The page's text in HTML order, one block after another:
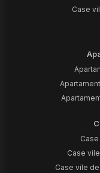
Case
Case
Case vile